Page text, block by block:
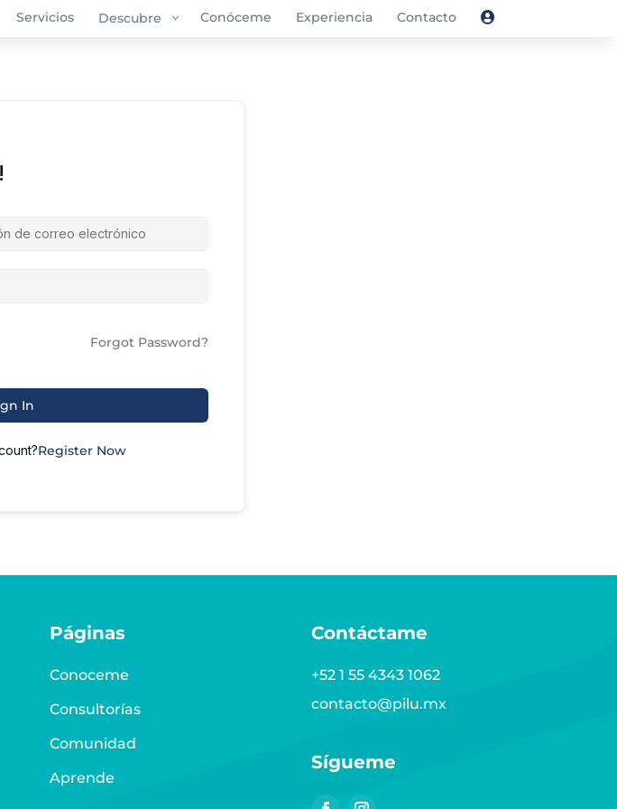
Servicios Descubre 3 Conóceme Experiencia Contacto 
Forgot Password?
In
Register Now
Páginas
Conoceme
Consultorías
Comunidad
Aprende
Contáctame
+52 1 55 4343 1062
contacto@pilu.mx
Sígueme